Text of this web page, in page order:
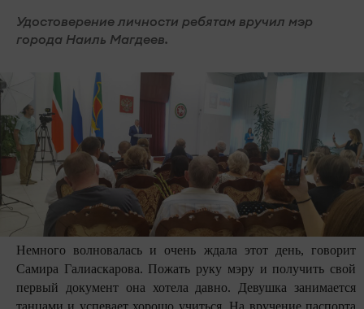
Удостоверение личности ребятам вручил мэр
города Наиль Магдеев.
Немного волновалась и очень ждала этот день, говорит
Самира Галиаскарова. Пожать руку мэру и получить свой
первый документ она хотела давно. Девушка занимается
танцами и успевает хорошо учиться. На вручение паспорта